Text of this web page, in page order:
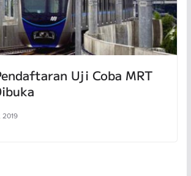
Uji Coba MRT
2019